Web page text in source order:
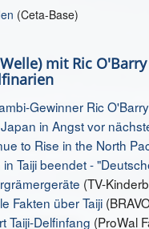
(Ceta-Base)
mit Ric
Gewinner Ric
in Angst vor
to Rise in the North
Taiji beendet -
(TV-
Fakten über Taiji
Taiji-Delfinfang (ProWal